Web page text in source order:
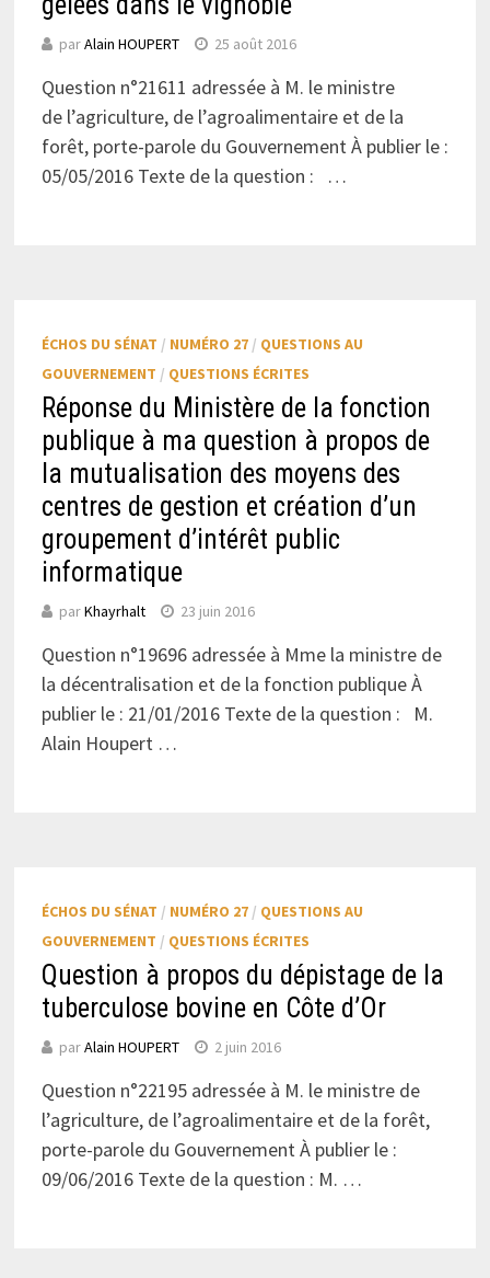
parAlain HOUPERT 25 août 2016
Question n°21611 adressée à M. le ministre
de l’agriculture, de l’agroalimentaire et de la
forêt, porte-parole du Gouvernement À publier le :
05/05/2016 Texte de la question : …
ÉCHOS DU SÉNAT / NUMÉRO 27/ QUESTIONS AU
GOUVERNEMENT / QUESTIONS ÉCRITES
Réponse du Ministère de la fonction
publique à ma question à propos de
la mutualisation des moyens des
centres de gestion et création d’un
groupement d’intérêt public
informatique
parKhayrhalt 23 juin 2016
Question n°19696 adressée à Mme la ministre de
la décentralisation et de la fonction publique À
publier le : 21/01/2016 Texte de la question : M.
Alain Houpert …
ÉCHOS DU SÉNAT / NUMÉRO 27/ QUESTIONS AU
GOUVERNEMENT / QUESTIONS ÉCRITES
Question à propos du dépistage de la
tuberculose bovine en Côte d’Or
parAlain HOUPERT 2 juin 2016
Question n°22195 adressée à M. le ministre de
l’agriculture, de l’agroalimentaire et de la forêt,
porte-parole du Gouvernement À publier le :
09/06/2016 Texte de la question : M. …